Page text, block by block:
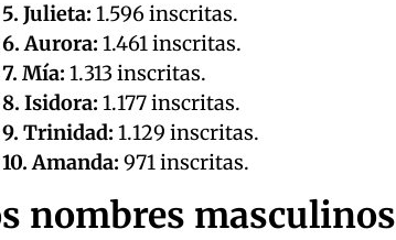
5. Julieta: 1.596 inscritas.
6. Aurora: 1.461 inscritas.
7. Mía: 1.313 inscritas.
8. Isidora: 1.177 inscritas.
9. Trinidad: 1.129 inscritas.
10. Amanda: 971 inscritas.
nombres masculinos